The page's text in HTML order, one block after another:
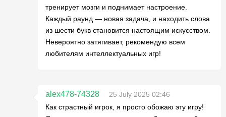
тренирует мозги и поднимает настроение.
Каждый раунд — новая задача, и находить слова
из шести букв становится настоящим искусством.
Невероятно затягивает, рекомендую всем
любителям интеллектуальных игр!
alex478-74328
25 July 2025 02:46
Как страстный игрок, я просто обожаю эту игру!